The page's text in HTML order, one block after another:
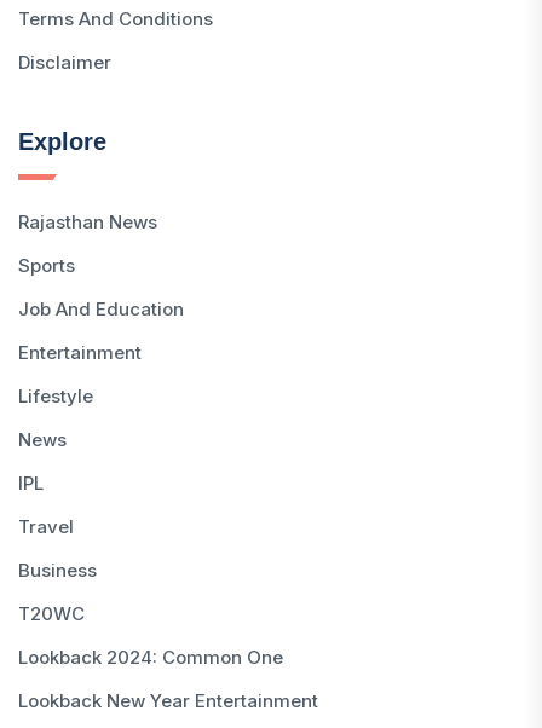
Terms And Conditions
Disclaimer
Explore
Rajasthan News
Sports
Job And Education
Entertainment
Lifestyle
News
IPL
Travel
Business
T20WC
Lookback 2024: Common One
Lookback New Year Entertainment